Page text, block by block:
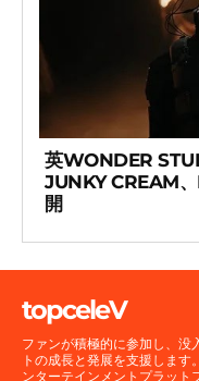
英WONDER
JUNKY CREAM
開
topceleV
ファンが積極的に参加し、没
トの成長と発展を支援しま
ンターテインメントプラット